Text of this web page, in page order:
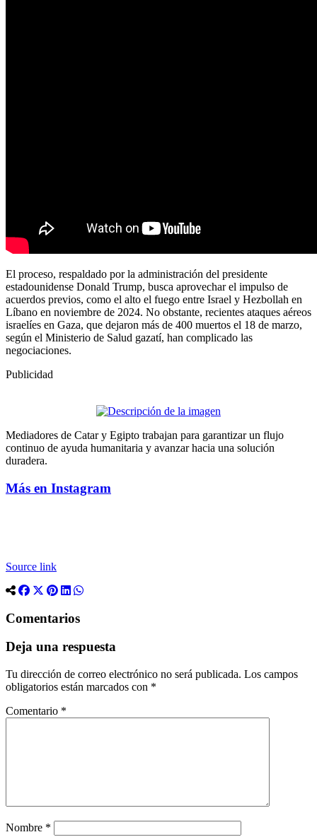
El proceso, respaldado por la administración del presidente
estadounidense Donald Trump, busca aprovechar el impulso de
acuerdos previos, como el alto el fuego entre Israel y Hezbollah en
Líbano en noviembre de 2024. No obstante, recientes ataques aéreos
israelíes en Gaza, que dejaron más de 400 muertos el 18 de marzo,
según el Ministerio de Salud gazatí, han complicado las
negociaciones.
Publicidad
Mediadores de Catar y Egipto trabajan para garantizar un flujo
continuo de ayuda humanitaria y avanzar hacia una solución
duradera.
Más en Instagram
Source link
Comentarios
Deja una respuesta
Tu dirección de correo electrónico no será publicada. Los campos
obligatorios están marcados con *
Comentario *
Nombre *